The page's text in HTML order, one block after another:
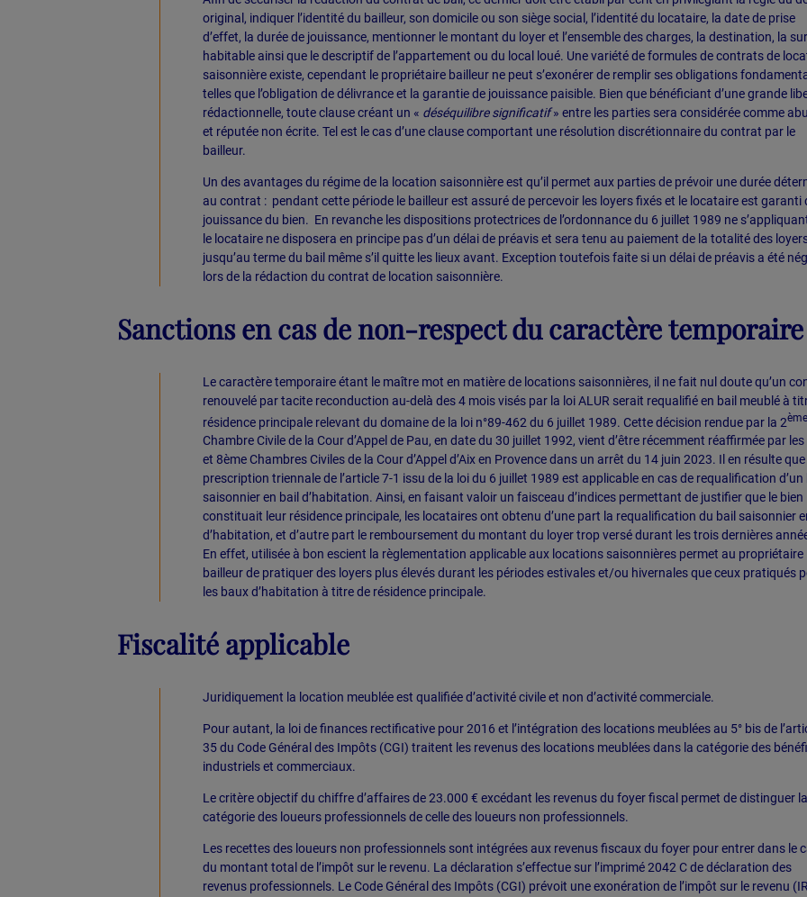
original, indiquer l’identité du bailleur, son domicile ou son siège social, l’identité du locataire, la date de prise
d’effet, la durée de jouissance, mentionner le montant du loyer et l’ensemble des charges, la destination, la
habitable ainsi que le descriptif de l’appartement ou du local loué. Une variété de formules de contrats de
saisonnière existe, cependant le propriétaire bailleur ne peut s’exonérer de remplir ses obligations
telles que l’obligation de délivrance et la garantie de jouissance paisible. Bien que bénéficiant d’une grande
rédactionnelle, toute clause créant un « déséquilibre significatif» entre les parties sera considérée comme
et réputée non écrite. Tel est le cas d’une clause comportant une résolution discrétionnaire du contrat par le
bailleur.
Un des avantages du régime de la location saisonnière est qu’il permet aux parties de prévoir une durée
au contrat : pendant cette période le bailleur est assuré de percevoir les loyers fixés et le locataire est garanti
jouissance du bien. En revanche les dispositions protectrices de l’ordonnance du 6 juillet 1989 ne
le locataire ne disposera en principe pas d’un délai de préavis et sera tenu au paiement de la totalité des
jusqu’au terme du bail même s’il quitte les lieux avant. Exception toutefois faite si un délai de préavis a été
lors de la rédaction du contrat de location saisonnière.
Sanctions en cas de non-respect du caractère temporaire
Le caractère temporaire étant le maître mot en matière de locations saisonnières, il ne fait nul doute qu’un
renouvelé par tacite reconduction au-delà des 4 mois visés par la loi ALUR serait requalifié en bail meublé à
résidence principale relevant du domaine de la loi n°89-462 du 6 juillet 1989. Cette décision rendue par la 2ème
Chambre Civile de la Cour d’Appel de Pau, en date du 30 juillet 1992, vient d’être récemment réaffirmée par les
et 8ème Chambres Civiles de la Cour d’Appel d’Aix en Provence dans un arrêt du 14 juin 2023. Il en résulte que
prescription triennale de l’article 7-1 issu de la loi du 6 juillet 1989 est applicable en cas de requalification d’un
saisonnier en bail d’habitation. Ainsi, en faisant valoir un faisceau d’indices permettant de justifier que le bien
constituait leur résidence principale, les locataires ont obtenu d’une part la requalification du bail saisonnier
d’habitation, et d’autre part le remboursement du montant du loyer trop versé durant les trois dernières
En effet, utilisée à bon escient la règlementation applicable aux locations saisonnières permet au propriétaire
bailleur de pratiquer des loyers plus élevés durant les périodes estivales et/ou hivernales que ceux pratiqués
les baux d’habitation à titre de résidence principale.
Fiscalité applicable
Juridiquement la location meublée est qualifiée d’activité civile et non d’activité commerciale.
Pour autant, la loi de finances rectificative pour 2016 et l’intégration des locations meublées au 5° bis de
35 du Code Général des Impôts (CGI) traitent les revenus des locations meublées dans la catégorie des
industriels et commerciaux.
Le critère objectif du chiffre d’affaires de 23.000 € excédant les revenus du foyer fiscal permet de distinguer la
catégorie des loueurs professionnels de celle des loueurs non professionnels.
Les recettes des loueurs non professionnels sont intégrées aux revenus fiscaux du foyer pour entrer dans le
du montant total de l’impôt sur le revenu. La déclaration s’effectue sur l’imprimé 2042 C de déclaration des
revenus professionnels. Le Code Général des Impôts (CGI) prévoit une exonération de l’impôt sur le revenu